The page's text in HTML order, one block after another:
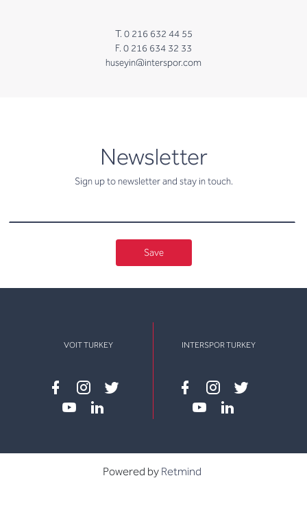
T. 0 216 632 44 55
F. 0 216 634 32 33
huseyin@interspor.com
Newsletter
Sign up to newsletter and stay in touch.
newsletter
Save
VOIT TURKEY
Facebook
instagram
twitter
INTERSPOR TURKEY
Facebook
instagram
twitter
Powered by Retmind